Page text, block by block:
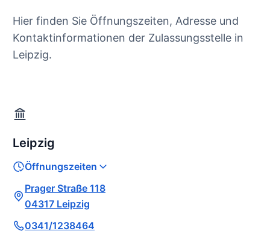
Hier finden Sie Öffnungszeiten, Adresse und
Kontaktinformationen der Zulassungsstelle in
Leipzig.
Leipzig
Öffnungszeiten
Prager Straße 118
04317 Leipzig
0341/1238464